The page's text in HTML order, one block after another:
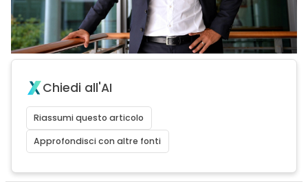
Chiedi all'AI
Riassumi questo articolo
Approfondisci con altre fonti